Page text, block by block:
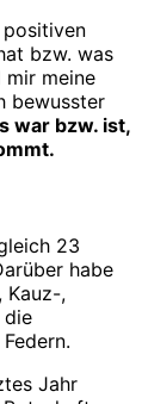
bzw. was
mir meine
bewusster
war bzw. ist,
23
habe
Kauz-,
die
Jahr